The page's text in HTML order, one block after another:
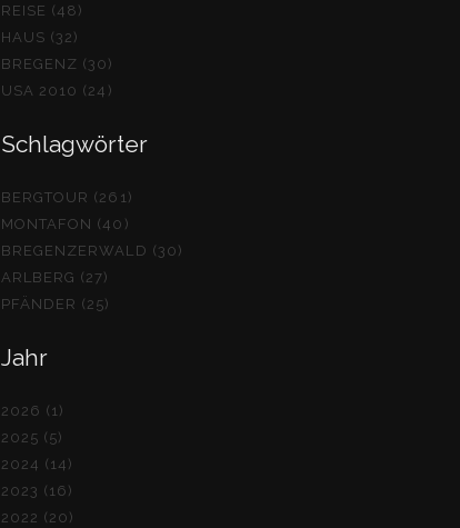
REISE (48)
HAUS (32)
BREGENZ (30)
USA 2010 (24)
Schlagwörter
BERGTOUR (261)
MONTAFON (40)
BREGENZERWALD (30)
ARLBERG (27)
PFÄNDER (25)
Jahr
2026 (1)
2025 (5)
2024 (14)
2023 (16)
2022 (20)